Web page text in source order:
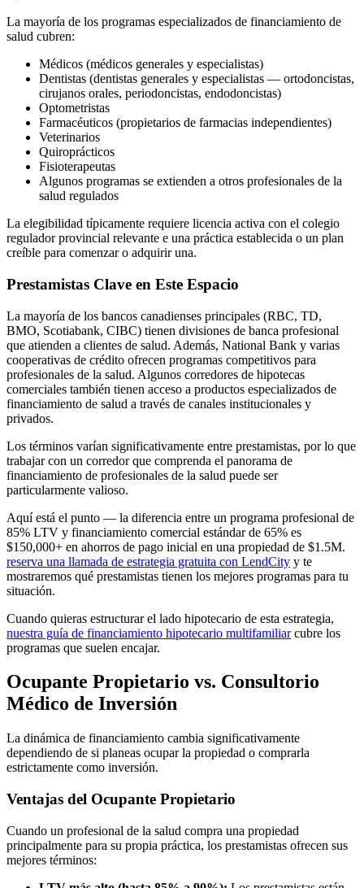
La mayoría de los programas especializados de financiamiento de
salud cubren:
Médicos (médicos generales y especialistas)
Dentistas (dentistas generales y especialistas — ortodoncistas,
cirujanos orales, periodoncistas, endodoncistas)
Optometristas
Farmacéuticos (propietarios de farmacias independientes)
Veterinarios
Quiroprácticos
Fisioterapeutas
Algunos programas se extienden a otros profesionales de la
salud regulados
La elegibilidad típicamente requiere licencia activa con el colegio
regulador provincial relevante e una práctica establecida o un plan
creíble para comenzar o adquirir una.
Prestamistas Clave en Este Espacio
La mayoría de los bancos canadienses principales (RBC, TD,
BMO, Scotiabank, CIBC) tienen divisiones de banca profesional
que atienden a clientes de salud. Además, National Bank y varias
cooperativas de crédito ofrecen programas competitivos para
profesionales de la salud. Algunos corredores de hipotecas
comerciales también tienen acceso a productos especializados de
financiamiento de salud a través de canales institucionales y
privados.
Los términos varían significativamente entre prestamistas, por lo que
trabajar con un corredor que comprenda el panorama de
financiamiento de profesionales de la salud puede ser
particularmente valioso.
Aquí está el punto — la diferencia entre un programa profesional de
85% LTV y financiamiento comercial estándar de 65% es
$150,000+ en ahorros de pago inicial en una propiedad de $1.5M.
reserva una llamada de estrategia gratuita con LendCity y te
mostraremos qué prestamistas tienen los mejores programas para tu
situación.
Cuando quieras estructurar el lado hipotecario de esta estrategia,
nuestra guía de financiamiento hipotecario multifamiliarcubre los
programas que suelen encajar.
Ocupante Propietario vs. Consultorio
Médico de Inversión
La dinámica de financiamiento cambia significativamente
dependiendo de si planeas ocupar la propiedad o comprarla
estrictamente como inversión.
Ventajas del Ocupante Propietario
Cuando un profesional de la salud compra una propiedad
principalmente para su propia práctica, los prestamistas ofrecen sus
mejores términos: